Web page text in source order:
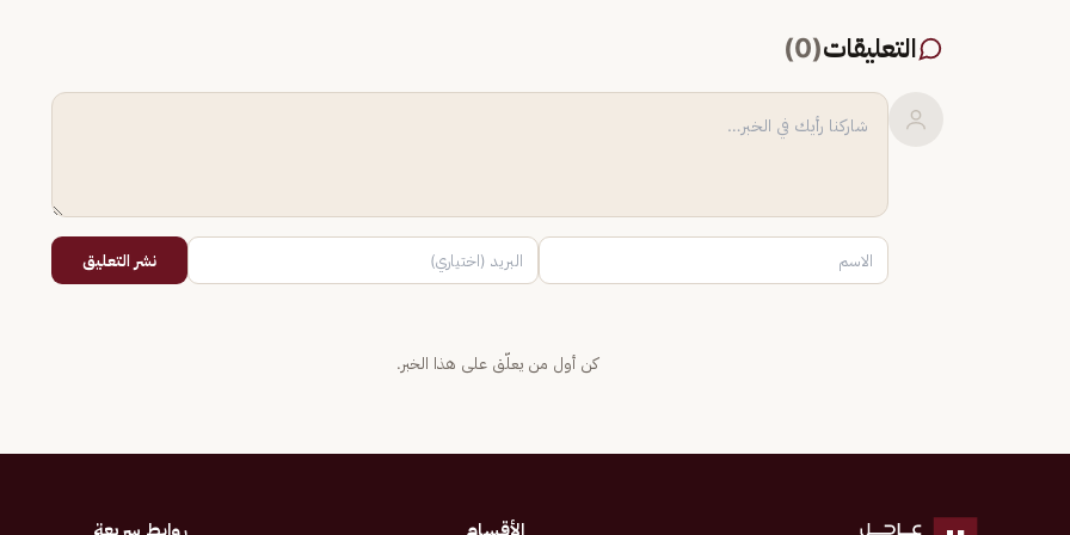
التعليقات(
0
)
نشر التعليق
كن أول من يعلّق على هذا الخبر.
الأقسام روابط سريعة